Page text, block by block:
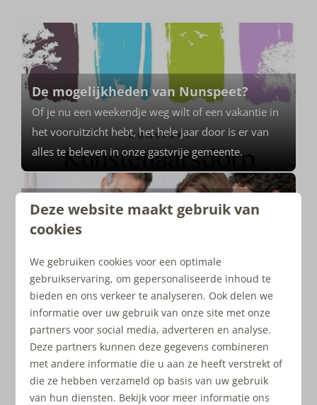
De mogelijkheden van Nunspeet?
Of je nu een weekendje weg wilt of een vakantie in
het vooruitzicht hebt, het hele jaar door is er van
alles te beleven in onze gastvrije gemeente.
Verkoop vakantiewoningen weer
verder gestegen
dan het jaar ervoor. In 2016 bedroeg de stijging 20
procent. Dat de trend doorzet, heeft volgens de
NVM te maken met de lage rente.
Nunspeet gastdorp van Meimaand
Fietsmaand!
Dit grootste recreatieve fietsevenement in
Nederland biedt een enorm aantal prachtige
Deze website maakt gebruik van
cookies
We gebruiken cookies voor een optimale
gebruikservaring, om gepersonaliseerde inhoud te
bieden en ons verkeer te analyseren. Ook delen we
informatie over uw gebruik van onze site met onze
partners voor social media, adverteren en analyse.
Deze partners kunnen deze gegevens combineren
met andere informatie die u aan ze heeft verstrekt of
die ze hebben verzameld op basis van uw gebruik
van hun diensten. Bekijk voor meer informatie ons